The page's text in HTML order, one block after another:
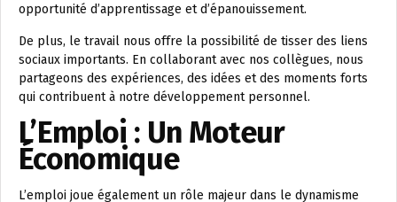
opportunité d’apprentissage et d’épanouissement.
De plus, le travail nous offre la possibilité de tisser des liens
sociaux importants. En collaborant avec nos collègues, nous
partageons des expériences, des idées et des moments forts
qui contribuent à notre développement personnel.
L’Emploi : Un Moteur
Économique
L’emploi joue également un rôle majeur dans le dynamisme